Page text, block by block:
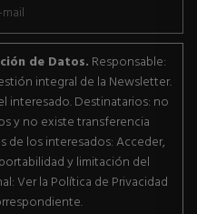
de Datos. Responsable:
integral de la Newsletter.
interesado. Destinatarios: no
y no existe transferencia
de los interesados: Acceder,
y limitación del
Ver la Política de Privacidad